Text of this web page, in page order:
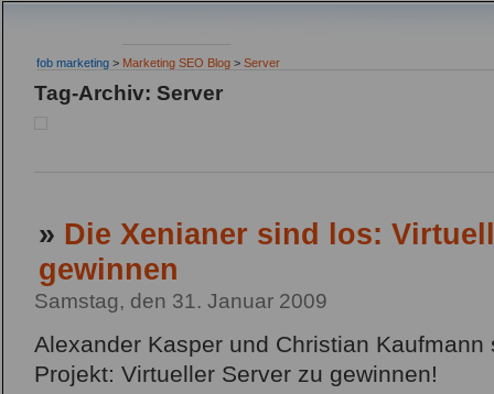
fob marketing > Marketing SEO Blog > Server
Tag-Archiv: Server
» Die Xenianer sind los:
gewinnen
Samstag, den 31. Januar 2009
Alexander Kasper und Christian Kaufmann
Projekt: Virtueller Server zu gewinnen!